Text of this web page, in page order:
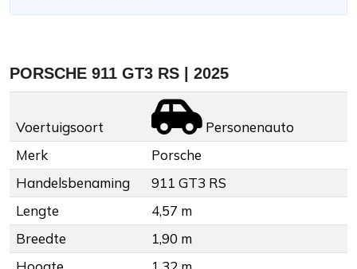
PORSCHE 911 GT3 RS | 2025
Voertuigsoort
Personenauto
Merk
Porsche
Handelsbenaming
911 GT3 RS
Lengte
4,57 m
Breedte
1,90 m